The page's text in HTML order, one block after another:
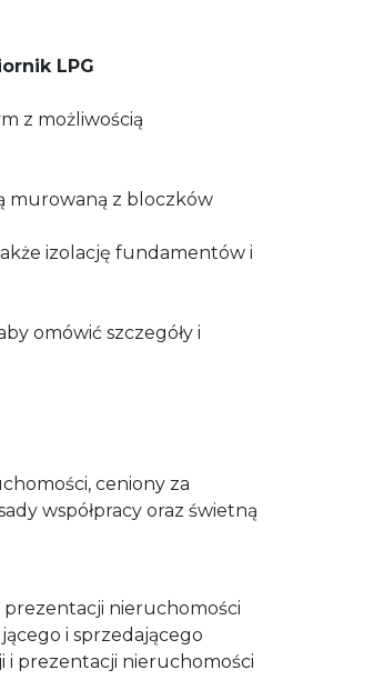
LPG
z możliwością
murowaną z bloczków
izolację fundamentów i
omówić szczegóły i
ceniony za
współpracy oraz świetną
nieruchomości
i sprzedającego
i prezentacji nieruchomości